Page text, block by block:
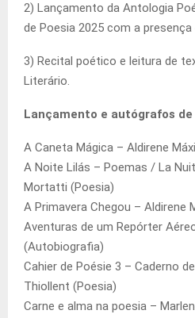
2) Lançamento da Antologia
de Poesia 2025 com a
3) Recital poético e leitura de
Literário.
Lançamento e autógrafos de
A Caneta Mágica – Aldirene
A Noite Lilás – Poemas / La
Mortatti (Poesia)
A Primavera Chegou – Aldirene
Aventuras de um Repórter
(Autobiografia)
Cahier de Poésie 3 – Caderno
Thiollent (Poesia)
Carne e alma na poesia –